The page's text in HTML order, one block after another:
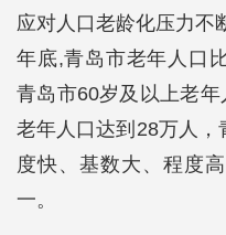
应对人口老龄化压力不
年底,青岛市老年人口
青岛市60岁及以上老
老年人口达到28万人，
度快、基数大、程度
一。